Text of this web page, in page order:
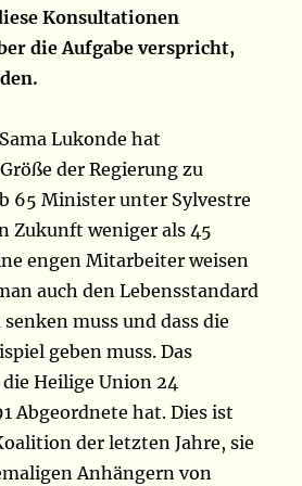
Konsultationen
die Aufgabe verspricht,
Lukonde hat
der Regierung zu
65 Minister unter Sylvestre
Zukunft weniger als 45
engen Mitarbeiter weisen
auch den Lebensstandard
muss und dass die
geben muss. Das
Heilige Union 24
Abgeordnete hat. Dies ist
der letzten Jahre, sie
Anhängern von